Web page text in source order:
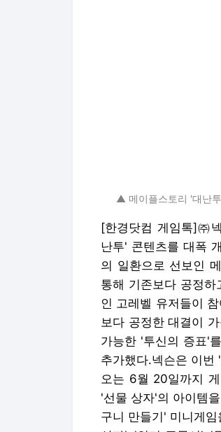
▲ 메이플스토리 '대난
[한경닷컴 게임톡]㈜
난투' 콘텐츠를 대폭
의 일환으로 선보인
통해 기존보다 공정
인 고레벨 유저들이
보다 공정한 대결이
가능한 '투신의 증표'
추가했다.넥슨은 이번
오는 6월 20일까지
'선물 상자'의 아이템
구니 만들기' 미니게